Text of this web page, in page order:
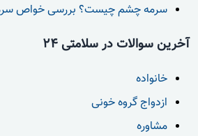
سرمه چشم چیست؟ بررسی خواص
آخرین سوالات در سلامتی 24
خانواده
ازدواج گروه خونی
مشاوره